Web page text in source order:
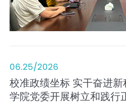
06.25/2026
校准政绩坐标 实干奋进
学院党委开展树立和践行